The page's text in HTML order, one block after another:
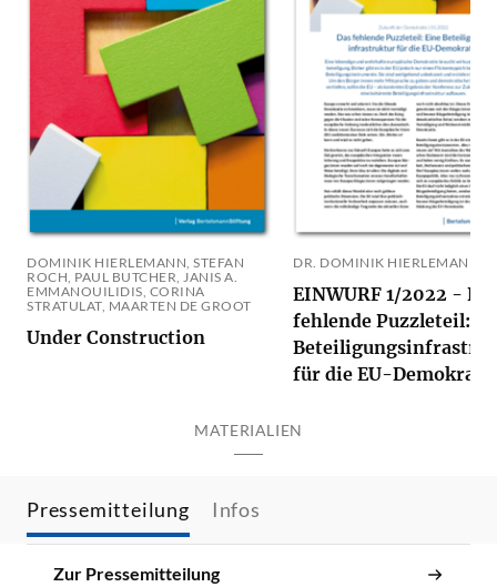
DOMINIK HIERLEMANN, STEFAN
ROCH, PAUL BUTCHER, JANIS A.
EMMANOUILIDIS, CORINA
STRATULAT, MAARTEN DE GROOT
Under Construction
DR. DOMINIK HIERLEMANN
EINWURF 1/2022 -
fehlende Puzzleteil:
für die EU-
MATERIALIEN
Pressemitteilung Infos
Zur Pressemitteilung